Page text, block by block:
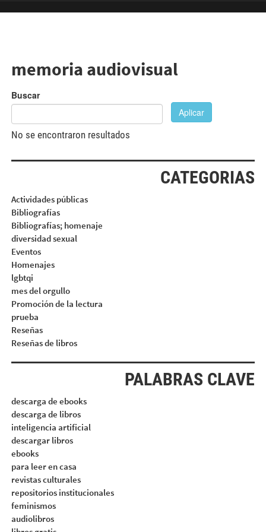
memoria audiovisual
Buscar
Aplicar
No se encontraron resultados
CATEGORIAS
Actividades públicas
Bibliografías
Bibliografías; homenaje
diversidad sexual
Eventos
Homenajes
lgbtqi
mes del orgullo
Promoción de la lectura
prueba
Reseñas
Reseñas de libros
PALABRAS CLAVE
descarga de ebooks
descarga de libros
inteligencia artificial
descargar libros
ebooks
para leer en casa
revistas culturales
repositorios institucionales
feminismos
audiolibros